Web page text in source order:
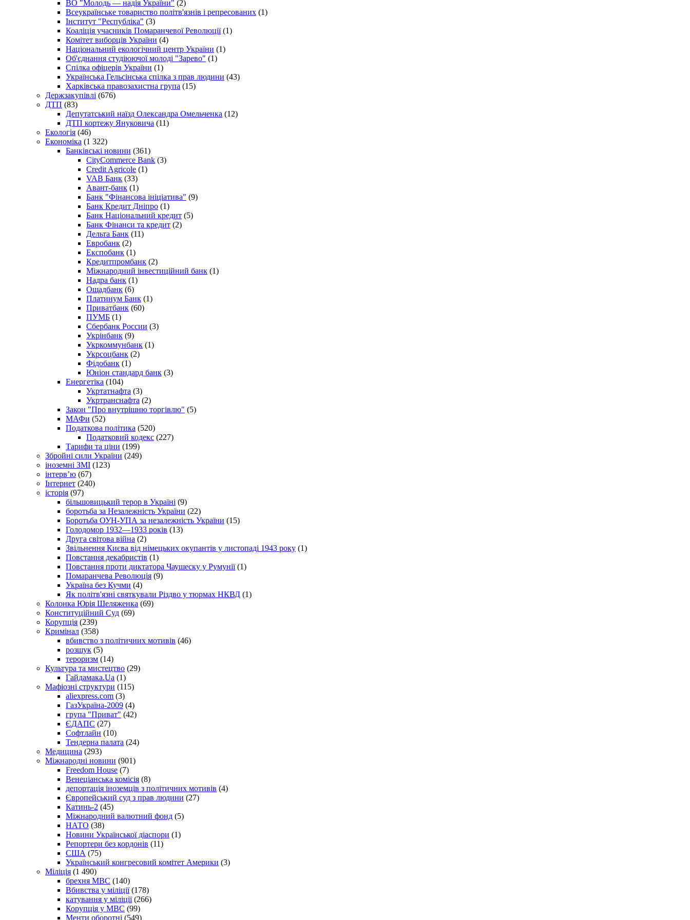
ВО "Молодь — надія України" (2)
Всеукраїнське товариство політв'язнів і репресованих (1)
Інститут "Республіка" (3)
Коаліція учасників Помаранчевої Революції(1)
Комітет виборців України (4)
Національний екологічний центр України (1)
Об'єднання студіюючої молоді "Зарево" (1)
Спілка офіцерів України (1)
Українська Гельсінська спілка з прав людини (43)
Харківська правозахистна група (15)
Держзакупівлі (676)
ДТП (83)
Депутатський наїзд Олександра Омельченка (12)
ДТП кортежу Януковича (11)
Екологія (46)
Економіка (1 322)
Банківські новини (361)
CityCommerce Bank (3)
Credit Agricole (1)
VAB Банк (33)
Авант-банк (1)
Банк "Фінансова ініціатива" (9)
Банк Кредит Дніпро (1)
Банк Національний кредит (5)
Банк Фінанси та кредит (2)
Дельта Банк (11)
Евробанк (2)
Експобанк (1)
Кредитпромбанк (2)
Міжнародний інвестиційний банк (1)
Надра банк (1)
Ощадбанк (6)
Платинум Банк (1)
Приватбанк (60)
ПУМБ (1)
Сбербанк России (3)
Укрінбанк (9)
Укркоммунбанк (1)
Укрсоцбанк (2)
Фідобанк (1)
Юніон стандард банк (3)
Енергетіка (104)
Укртатнафта (3)
Укртранснафта (2)
Закон "Про внутрішню торгівлю" (5)
МАФи (52)
Податкова політика (520)
Податковий кодекс (227)
Тарифи та ціни (199)
Збройні сили України (249)
іноземні ЗМІ (123)
інтерв’ю (67)
Інтернет (240)
історія (97)
більшовицький терор в Україні (9)
боротьба за Незалежність України (22)
Боротьба ОУН-УПА за незалежність України (15)
Голодомор 1932—1933 років (13)
Друга світова війна (2)
Звільнення Києва від німецьких окупантів у листопаді 1943 року (1)
Повстання декабристів (1)
Повстання проти диктатора Чаушеску у Румунії(1)
Помаранчева Революція (9)
Україна без Кучми (4)
Як політв'язні святкували Різдво у тюрмах НКВД (1)
Колонка Юрія Шеляженка (69)
Конституційний Суд (69)
Корупція (239)
Кримінал (358)
вбивство з політичних мотивів (46)
розшук (5)
тероризм (14)
Культура та мистецтво (29)
Гайдамака.Ua (1)
Мафіозні структури (115)
aliexpress.com (3)
ГазУкраїна-2009 (4)
група "Приват" (42)
ЄДАПС (27)
Софтлайн (10)
Тендерна палата (24)
Медицина (293)
Міжнародні новини (901)
Freedom House (7)
Венеціанська комісія (8)
депортація іноземців з політичних мотивів (4)
Європейський суд з прав людини (27)
Катинь-2 (45)
Міжнародний валютний фонд (5)
НАТО (38)
Новини Української діаспори (1)
Репортери без кордонів (11)
США (75)
Український конгресовий комітет Америки (3)
Міліція (1 490)
брехня МВС (140)
Вбивства у міліції(178)
катування у міліції(266)
Корупція у МВС (99)
Менти оборотні (549)